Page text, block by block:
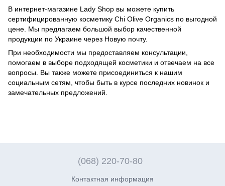
В интернет-магазине Lady Shop вы можете купить
сертифицированную косметику Chi Olive Organics по выгодной
цене. Мы предлагаем большой выбор качественной
продукции по Украине через Новую почту.
При необходимости мы предоставляем консультации,
помогаем в выборе подходящей косметики и отвечаем на все
вопросы. Вы также можете присоединиться к нашим
социальным сетям, чтобы быть в курсе последних новинок и
замечательных предложений.
(068) 220-70-80
Контактная информация